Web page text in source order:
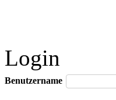
Login
Benutzername